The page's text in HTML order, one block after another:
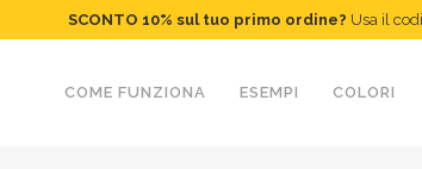
SCONTO 10% sul tuo primo ordine? Usa il
COME FUNZIONA ESEMPI COLORI